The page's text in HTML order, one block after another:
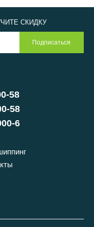
58
58
6
СКИДКУ